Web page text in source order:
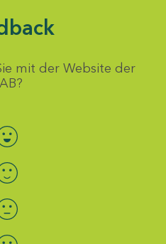
mit der Website der
auswählen